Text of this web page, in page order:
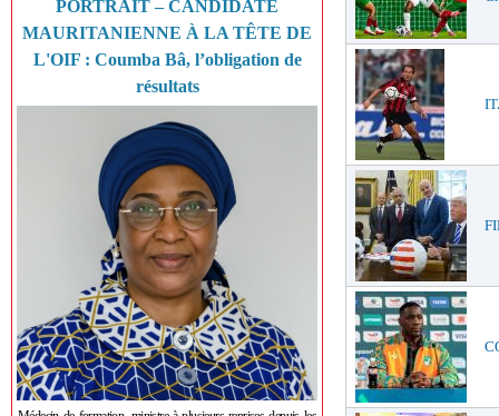
PORTRAIT – CANDIDATE
MAURITANIENNE À LA TÊTE DE
L'OIF : Coumba Bâ, l’obligation de
résultats